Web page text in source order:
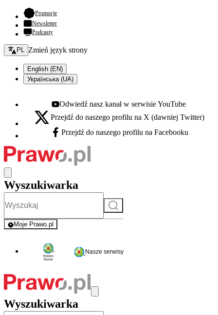
Promocje- otwiera się w nowej karcie
Newsletter
Podcasty
Zmień język - bieżący:
PL Zmień język strony
English (EN)
Українська (UA)
Youtube - otwiera się w nowej karcie
Odwiedź nasz kanał w serwisie YouTube
X - otwiera się w nowej karcie
Przejdź do naszego profilu na X (dawniej Twitter)
Facebook - otwiera się w nowej karcie
Przejdź do naszego profilu na Facebooku
Wyszukiwarka
Szukaj
Moje Prawo.pl
- rejestracja i logowanie do serwisu
Nasze serwisy
Wyszukiwarka